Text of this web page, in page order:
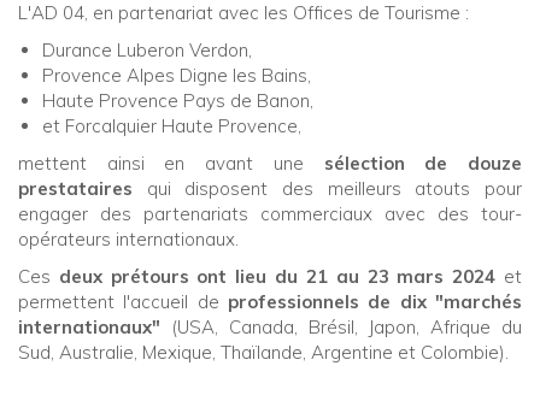
L'AD 04, en partenariat avec les Offices de Tourisme :
Durance Luberon Verdon,
Provence Alpes Digne les Bains,
Haute Provence Pays de Banon,
et Forcalquier Haute Provence,
mettent ainsi en avant une sélection de douze
prestataires qui disposent des meilleurs atouts pour
engager des partenariats commerciaux avec des tour-
opérateurs internationaux.
Ces deux prétours ont lieu du 21 au 23 mars 2024 et
permettent l'accueil de professionnels de dix "marchés
internationaux" (USA, Canada, Brésil, Japon, Afrique du
Sud, Australie, Mexique, Thaïlande, Argentine et Colombie).